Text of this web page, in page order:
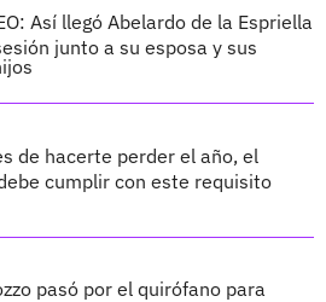
Así llegó Abelardo de la Espriella
junto a su esposa y sus
de hacerte perder el año, el
cumplir con este requisito
pasó por el quirófano para